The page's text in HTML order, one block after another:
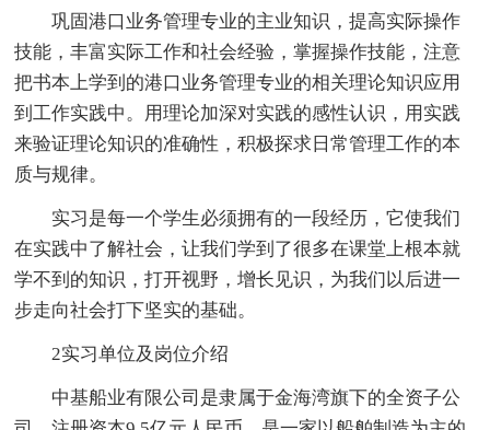
巩固港口业务管理专业的主业知识，提高实际操作
技能，丰富实际工作和社会经验，掌握操作技能，注意
把书本上学到的港口业务管理专业的相关理论知识应用
到工作实践中。用理论加深对实践的感性认识，用实践
来验证理论知识的准确性，积极探求日常管理工作的本
质与规律。
实习是每一个学生必须拥有的一段经历，它使我们
在实践中了解社会，让我们学到了很多在课堂上根本就
学不到的知识，打开视野，增长见识，为我们以后进一
步走向社会打下坚实的基础。
2实习单位及岗位介绍
中基船业有限公司是隶属于金海湾旗下的全资子公